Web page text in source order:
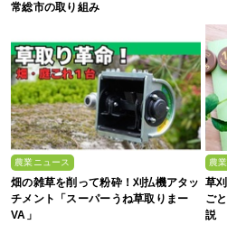
常総市の取り組み
農業ニュース
畑の雑草を削って粉砕！刈払機アタッ
チメント「スーパーうね草取りまー
VA」
農
草
ご
説